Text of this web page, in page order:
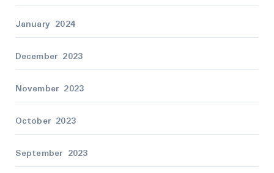
January 2024
December 2023
November 2023
October 2023
September 2023